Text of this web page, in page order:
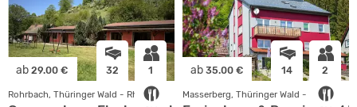
ab 29.00 € 32 1
Rohrbach, Thüringer Wald - Rhön
ab 35.00 € 14 2
Masserberg, Thüringer Wald - Rhön